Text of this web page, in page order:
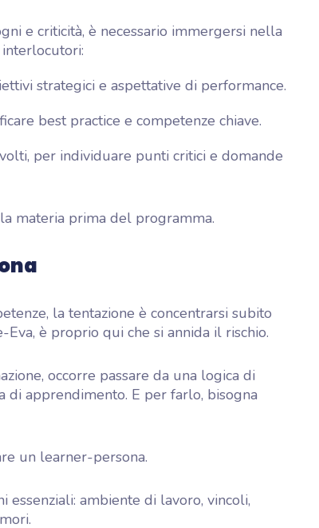
e criticità, è necessario immergersi nella
strategici e aspettative di performance.
best practice e competenze chiave.
per individuare punti critici e domande
materia prima del programma.
la tentazione è concentrarsi subito
è proprio qui che si annida il rischio.
occorre passare da una logica di
di apprendimento. E per farlo, bisogna
un learner-persona.
essenziali: ambiente di lavoro, vincoli,